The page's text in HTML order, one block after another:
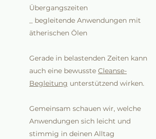
Übergangszeiten
_ begleitende Anwendungen mit
ätherischen Ölen
Gerade in belastenden Zeiten kann
auch eine bewusste Cleanse-
Begleitung unterstützend wirken.
Gemeinsam schauen wir, welche
Anwendungen sich leicht und
stimmig in deinen Alltag